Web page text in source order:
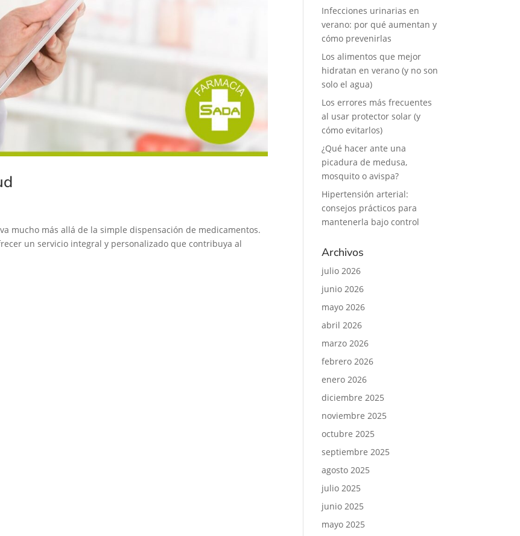
mucho más allá de la simple dispensación de medicamentos.
un servicio integral y personalizado que contribuya al
Infecciones urinarias en
verano: por qué aumentan y
cómo prevenirlas
Los alimentos que mejor
hidratan en verano (y no son
solo el agua)
Los errores más frecuentes
al usar protector solar (y
cómo evitarlos)
¿Qué hacer ante una
picadura de medusa,
mosquito o avispa?
Hipertensión arterial:
consejos prácticos para
mantenerla bajo control
Archivos
julio 2026
junio 2026
mayo 2026
abril 2026
marzo 2026
febrero 2026
enero 2026
diciembre 2025
noviembre 2025
octubre 2025
septiembre 2025
agosto 2025
julio 2025
junio 2025
mayo 2025